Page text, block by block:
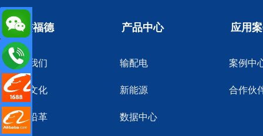
走进福德
关于我们
企业文化
企业沿革
产品中心
输配电
新能源
数据中心
应用
案例中
合作伙
店铺
际站